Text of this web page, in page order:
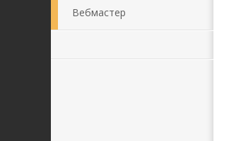
Вебмастер